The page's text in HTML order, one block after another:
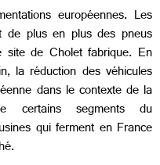
européennes. Les
de plus en plus des pneus
de Cholet fabrique. ​​En
la réduction des véhicules
dans le contexte de la
certains segments du
qui ferment en France